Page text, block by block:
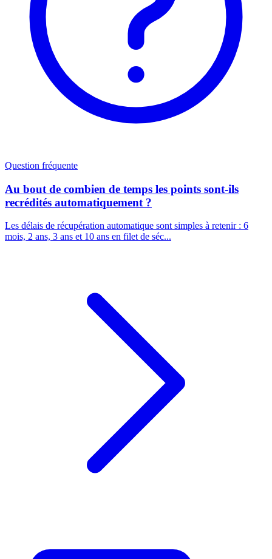
Question fréquente
Au bout de combien de temps les points sont-ils
recrédités automatiquement ?
Les délais de récupération automatique sont simples à retenir : 6
mois, 2 ans, 3 ans et 10 ans en filet de séc...